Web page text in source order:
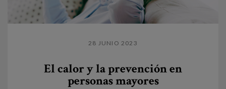
28 JUNIO 2023
El calor y la prevención en
personas mayores